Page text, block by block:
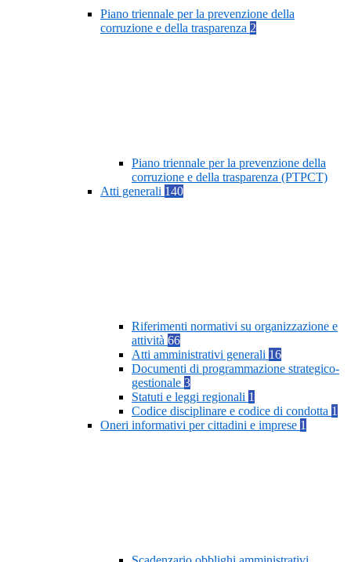
Piano triennale per la prevenzione della
corruzione e della trasparenza 2
Piano triennale per la prevenzione della
corruzione e della trasparenza (PTPCT)
Atti generali 140
Riferimenti normativi su organizzazione e
attività 66
Atti amministrativi generali 16
Documenti di programmazione strategico-
gestionale 3
Statuti e leggi regionali 1
Codice disciplinare e codice di condotta 1
Oneri informativi per cittadini e imprese 1